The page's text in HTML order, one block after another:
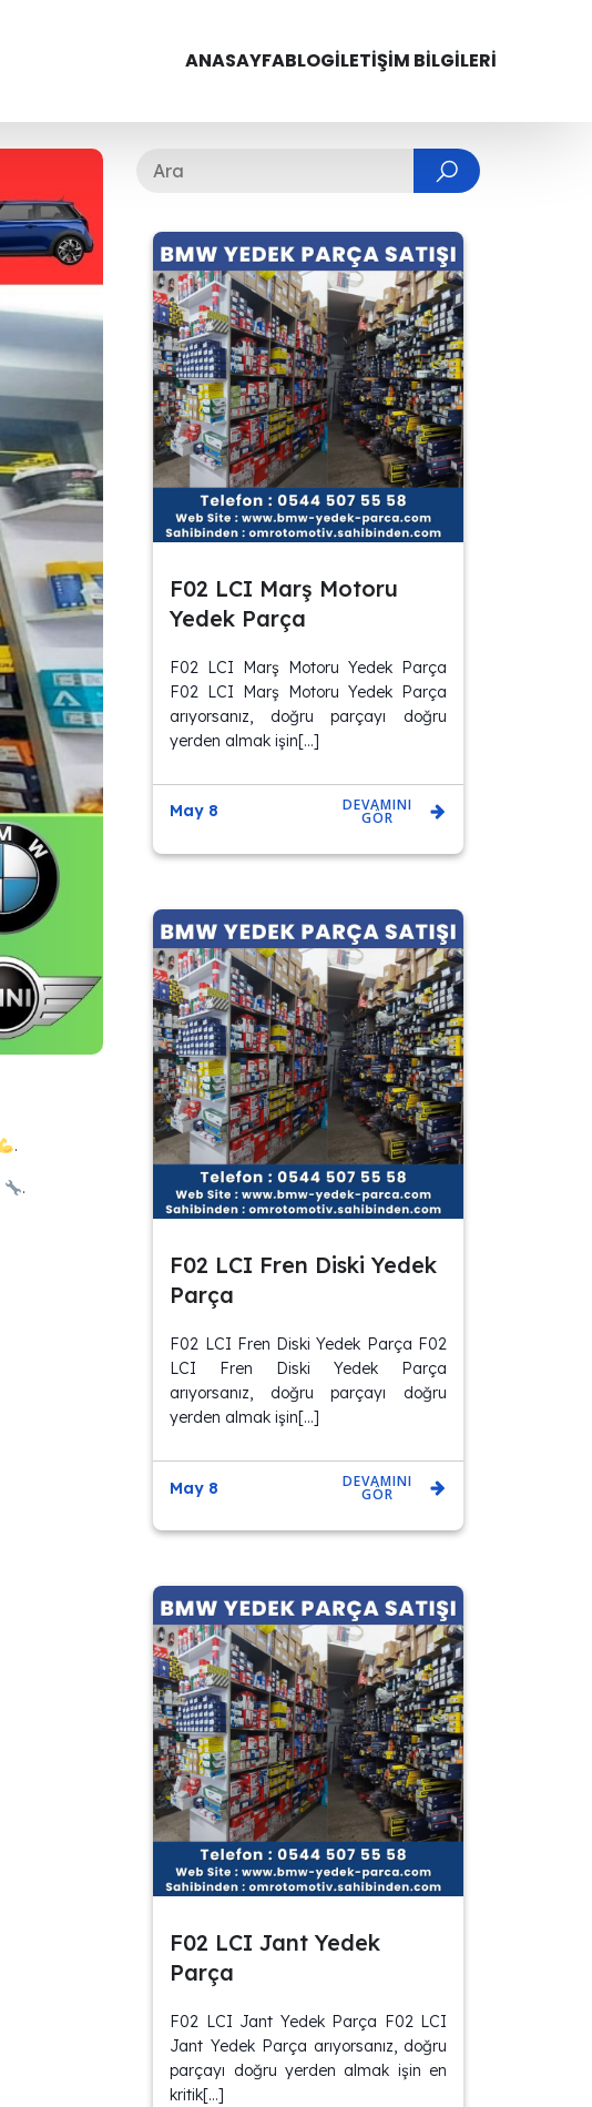
ANASAYFABLOGİLETIŞIM BILGILERI
.
.
F02 LCI Marş Motoru
Yedek Parça
F02 LCI Marş Motoru Yedek Parça
F02 LCI Marş Motoru Yedek Parça
arıyorsanız, doğru parçayı doğru
yerden almak işin[…]
May 8 DEVAMINI
GÖR
F02 LCI Fren Diski Yedek
Parça
F02 LCI Fren Diski Yedek Parça F02
LCI Fren Diski Yedek Parça
arıyorsanız, doğru parçayı doğru
yerden almak işin[…]
May 8 DEVAMINI
GÖR
F02 LCI Jant Yedek
Parça
F02 LCI Jant Yedek Parça F02 LCI
Jant Yedek Parça arıyorsanız, doğru
parçayı doğru yerden almak işin en
kritik[…]